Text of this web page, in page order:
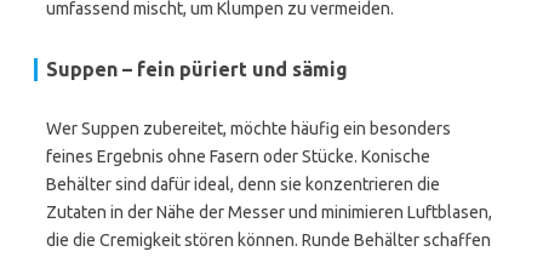
umfassend mischt, um Klumpen zu vermeiden.
Suppen – fein püriert und sämig
Wer Suppen zubereitet, möchte häufig ein besonders
feines Ergebnis ohne Fasern oder Stücke. Konische
Behälter sind dafür ideal, denn sie konzentrieren die
Zutaten in der Nähe der Messer und minimieren Luftblasen,
die die Cremigkeit stören können. Runde Behälter schaffen